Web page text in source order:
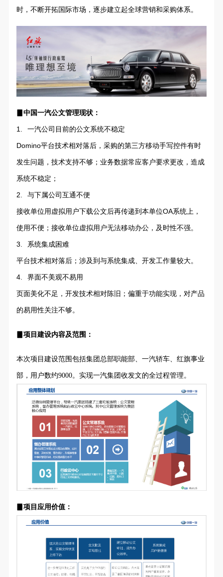
时，不断开拓国际市场，逐步建立起全球营销和采购体系。
▊中国一汽公文管理现状：
1. 一汽公司目前的公文系统不稳定
Domino平台技术相对落后，采购的第三方移动手写控件有时
发生问题，技术支持不够；业务数据常应客户要求更改，造成
系统不稳定；
2. 与下属公司互通不便
接收单位用虚拟用户下载公文后再传递到本单位OA系统上，
使用不便；接收单位虚拟用户无法移动办公，及时性不强。
3. 系统集成困难
平台技术相对落后；涉及到与系统集成、开发工作量较大。
4. 界面不美观不易用
页面美化不足，开发技术相对陈旧；偏重于功能实现，对产品
的易用性关注不够。
▊项目建设内容及范围：
本次项目建设范围包括集团总部职能部、一汽轿车、红旗事业
部，用户数约9000。实现一汽集团收发文的全过程管理。
▊项目应用价值：